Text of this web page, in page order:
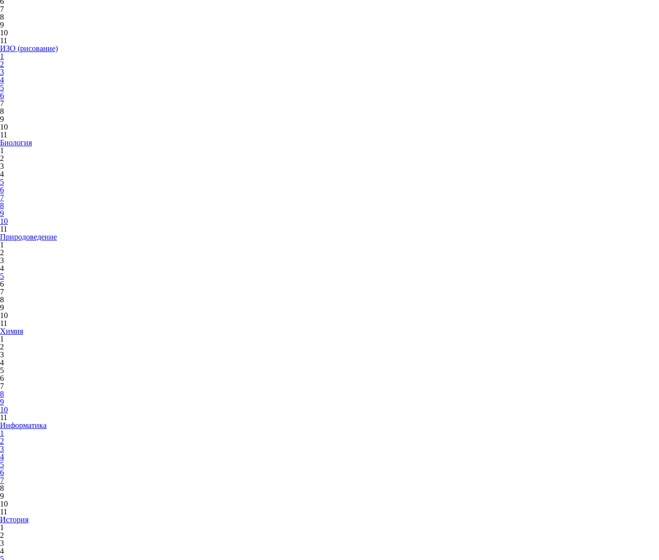
7
8
9
10
11
ИЗО (рисование)
1
2
3
4
5
6
7
8
9
10
11
Биология
1
2
3
4
5
6
7
8
9
10
11
Природоведение
1
2
3
4
5
6
7
8
9
10
11
Химия
1
2
3
4
5
6
7
8
9
10
11
Информатика
1
2
3
4
5
6
7
8
9
10
11
История
1
2
3
4